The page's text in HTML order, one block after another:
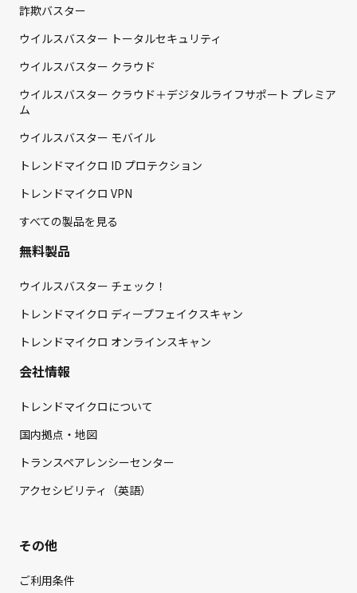
詐欺バスター
ウイルスバスター トータルセキュリティ
ウイルスバスター クラウド
ウイルスバスター クラウド＋デジタルライフサポート プレミア
ム
ウイルスバスター モバイル
トレンドマイクロ ID プロテクション
トレンドマイクロ VPN
すべての製品を見る
無料製品
ウイルスバスター チェック！
トレンドマイクロ ディープフェイクスキャン
トレンドマイクロ オンラインスキャン
会社情報
トレンドマイクロについて
国内拠点・地図
トランスペアレンシーセンター
アクセシビリティ（英語）
その他
ご利用条件